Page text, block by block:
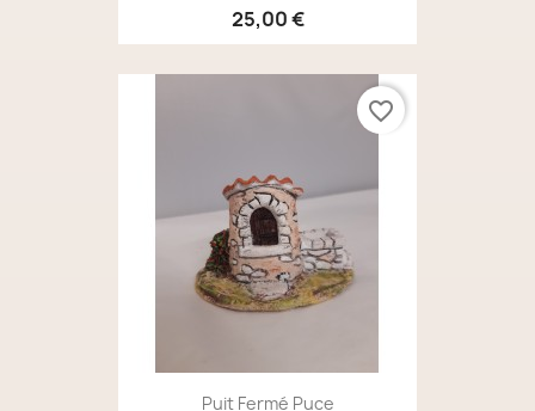
25,00 €
Puit Fermé Puce
favorite_border